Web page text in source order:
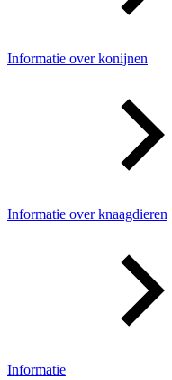
Informatie over konijnen
Informatie over knaagdieren
Informatie